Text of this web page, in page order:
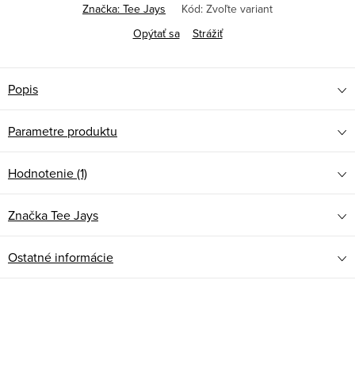
Značka: Tee Jays Kód: Zvoľte variant
Opýtať sa
Strážiť
Popis
Parametre produktu
Hodnotenie (1)
ZnačkaTee Jays
Ostatné informácie